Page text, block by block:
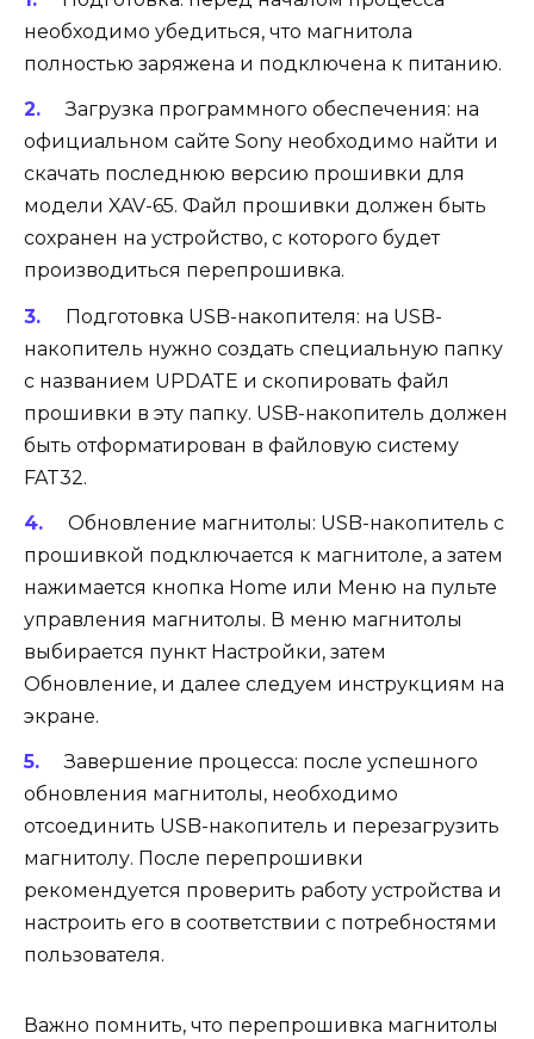
необходимо убедиться, что магнитола
полностью заряжена и подключена к питанию.
Загрузка программного обеспечения: на
официальном сайте Sony необходимо найти и
скачать последнюю версию прошивки для
модели XAV-65. Файл прошивки должен быть
сохранен на устройство, с которого будет
производиться перепрошивка.
Подготовка USB-накопителя: на USB-
накопитель нужно создать специальную папку
с названием UPDATE и скопировать файл
прошивки в эту папку. USB-накопитель должен
быть отформатирован в файловую систему
FAT32.
Обновление магнитолы: USB-накопитель с
прошивкой подключается к магнитоле, а затем
нажимается кнопка Home или Меню на пульте
управления магнитолы. В меню магнитолы
выбирается пункт Настройки, затем
Обновление, и далее следуем инструкциям на
экране.
Завершение процесса: после успешного
обновления магнитолы, необходимо
отсоединить USB-накопитель и перезагрузить
магнитолу. После перепрошивки
рекомендуется проверить работу устройства и
настроить его в соответствии с потребностями
пользователя.
Важно помнить, что перепрошивка магнитолы